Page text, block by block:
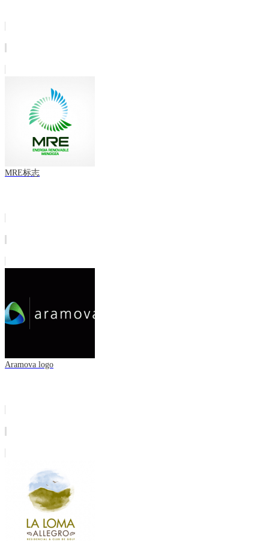
MRE标志
Aramova logo